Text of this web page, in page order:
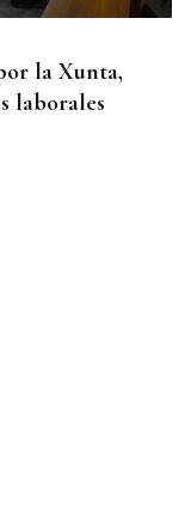
la Xunta,
laborales